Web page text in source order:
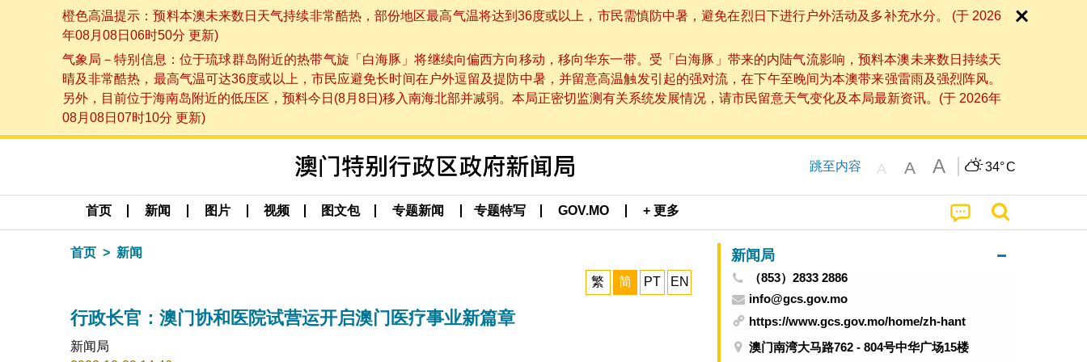
橙色高温提示：预料本澳未来数日天气持续非常酷热，部份地区最高气温将达到36度或以上，市民需慎防中暑，避免在烈日下进行户外活动及多补充水分。 (于 2026
年08月08日06时50分 更新)
气象局－特别信息：位于琉球群岛附近的热带气旋「白海豚」将继续向偏西方向移动，移向华东一带。受「白海豚」带来的内陆气流影响，预料本澳未来数日持续天
晴及非常酷热，最高气温可达36度或以上，市民应避免长时间在户外逗留及提防中暑，并留意高温触发引起的强对流，在下午至晚间为本澳带来强雷雨及强烈阵风。
另外，目前位于海南岛附近的低压区，预料今日(8月8日)移入南海北部并减弱。本局正密切监测有关系统发展情况，请市民留意天气变化及本局最新资讯。(于 2026年
08月08日07时10分 更新)
跳至内容 A A A 34°C
首页 新闻 图片 视频 图文包 专题新闻 专题特写 GOV.MO + 更多
首页 新闻
繁 简 PT EN
行政长官：澳门协和医院试营运开启澳门医疗事业新篇章
新闻局
新闻局
（853）2833 2886
info@gcs.gov.mo
https://www.gcs.gov.mo/home/zh-hant
澳门南湾大马路762 - 804号中华广场15楼